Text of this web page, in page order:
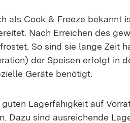
als Cook & Freeze bekannt
Nach Erreichen des
So sind sie lange Zeit
der Speisen erfolgt in
Geräte benötigt.
Lagerfähigkeit auf
Dazu sind ausreichende